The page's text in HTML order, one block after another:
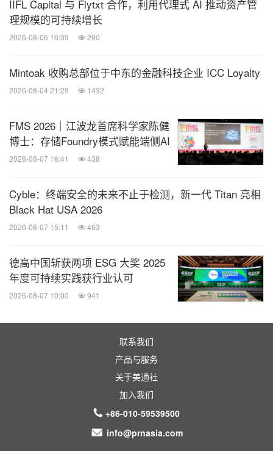
路径与投资视角展开深度对话。于蕾指出，"十五
五"期间企业合规体系将更加注重数字化赋能下的风
与风控逻辑深度融合的能力。孟恒星进一步提出，面
对外部环境的不确定性，财务人员应通过提升专业能
力与服务价值构筑"内生确定性"，从而跳出低层次竞
争，转向高质量价值创造。姚立则从资本视角指出，
投资逻辑已转向关注企业的高质量增长与结构性降本
业真实价值与可持续性方面具有显著优势。通过讨
论，三位嘉宾共同勾勒出复合型财务人才的演进路
径，即：以专业能力为根基，以数字化风控为支撑，
以价值创造为导向，最终通过战略思维与全球视野的
拓展，实现从执行者向战略伙伴的角色跃升。论坛共
识认为，未来财务人才的核心竞争力在于持续学习、
论坛特设的"财务女性领导力专场"成为下午的亮点环
节。中国长城科技集团股份有限公司总会计师宋金娣
以《女性领导力助力企业数智化转型与可持续发展》
为题，结合亲身管理实践，生动阐释了女性领导者独
IIFL Capital 与 Flytxt 合作，利用代理式 AI 推动资产管
理规模的可持续增长
2026-08-06 16:39 290
Mintoak 收购总部位于中东的金融科技企业 ICC Loyalty
2026-08-04 21:29 1432
FMS 2026｜江波龙首席科学家陈健
博士：存储Foundry模式赋能端侧AI
2026-08-07 16:41 438
Cyble：终端安全的未来不止于检测，新一代 Titan 亮相
Black Hat USA 2026
2026-08-07 15:11 463
德高中国斩获两项 ESG 大奖 2025
年度可持续实践获行业认可
2026-08-07 10:00 941
联系我们
产品与服务
关于美通社
加入我们
+86-010-59539500
info@prnasia.com